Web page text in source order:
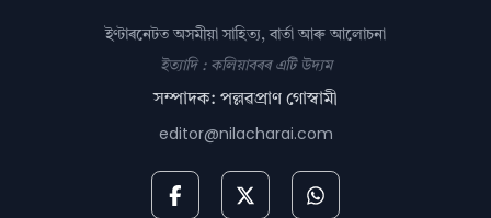
ইণ্টাৰনেটত অসমীয়া সাহিত্য, বাৰ্তা আৰু আলোচনা
ইত্যাদি : কলিয়াবৰৰ এটি উদ্যম
সম্পাদক: পল্লৱপ্ৰাণ গোস্বামী
editor@nilacharai.com